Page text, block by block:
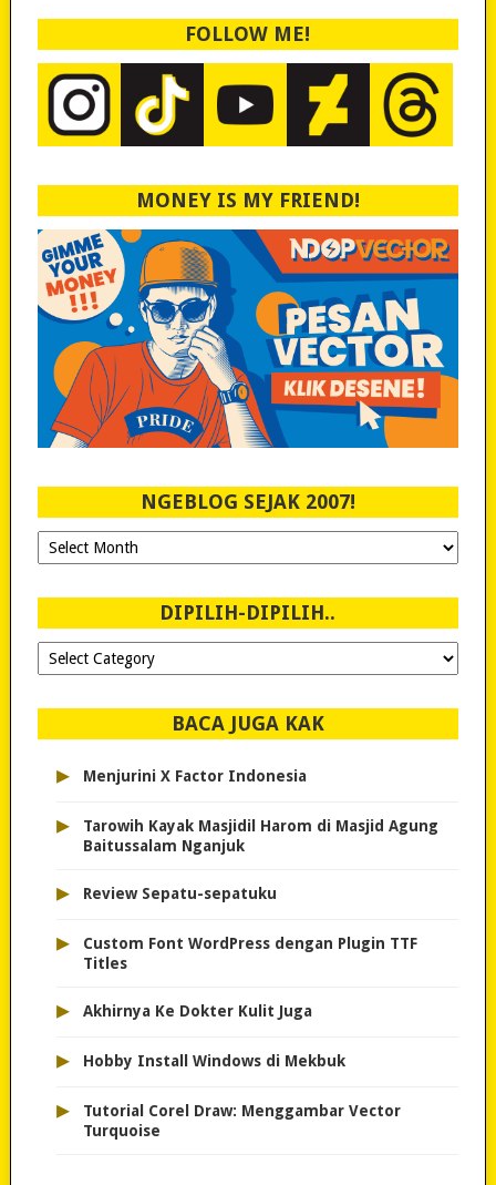
FOLLOW ME!
MONEY IS MY FRIEND!
NGEBLOG SEJAK 2007!
Ngeblog
Sejak
DIPILIH-DIPILIH..
Dipilih-
dipilih..
BACA JUGA KAK
▸ Menjurini X Factor Indonesia
▸
Tarowih Kayak Masjidil Harom di Masjid Agung
Baitussalam Nganjuk
▸ Review Sepatu-sepatuku
▸
Custom Font WordPress dengan Plugin TTF
Titles
▸ Akhirnya Ke Dokter Kulit Juga
▸ Hobby Install Windows di Mekbuk
▸
Tutorial Corel Draw: Menggambar Vector
Turquoise